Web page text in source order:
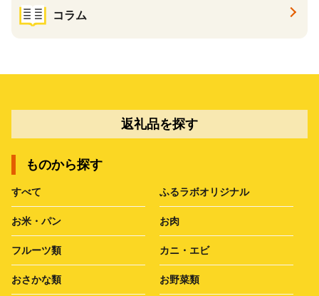
コラム
返礼品を探す
ものから探す
すべて ふるラボオリジナル
お米・パン お肉
フルーツ類 カニ・エビ
おさかな類 お野菜類